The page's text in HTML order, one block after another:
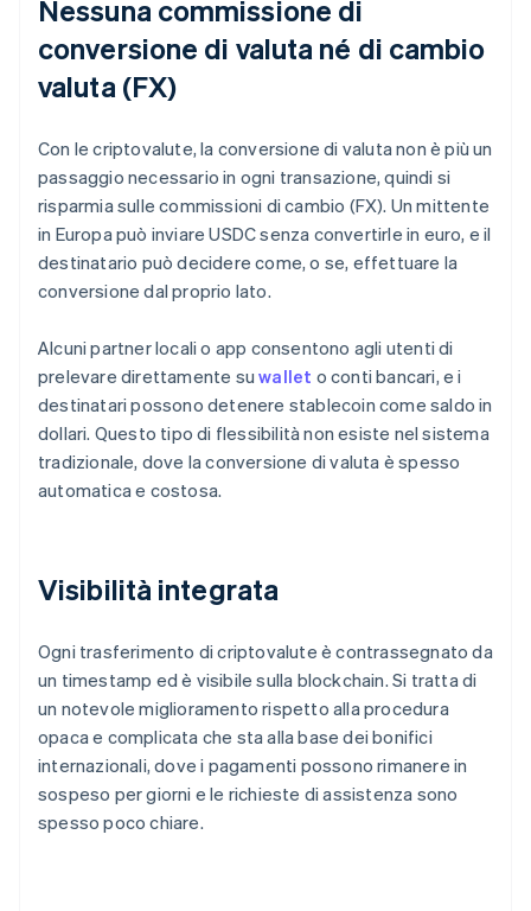
Nessuna commissione di
conversione di valuta né di cambio
valuta (FX)
Con le criptovalute, la conversione di valuta non è più un
passaggio necessario in ogni transazione, quindi si
risparmia sulle commissioni di cambio (FX). Un mittente
in Europa può inviare USDC senza convertirle in euro, e il
destinatario può decidere come, o se, effettuare la
conversione dal proprio lato.
Alcuni partner locali o app consentono agli utenti di
prelevare direttamente suwallet o conti bancari, e i
destinatari possono detenere stablecoin come saldo in
dollari. Questo tipo di flessibilità non esiste nel sistema
tradizionale, dove la conversione di valuta è spesso
automatica e costosa.
Visibilità integrata
Ogni trasferimento di criptovalute è contrassegnato da
un timestamp ed è visibile sulla blockchain. Si tratta di
un notevole miglioramento rispetto alla procedura
opaca e complicata che sta alla base dei bonifici
internazionali, dove i pagamenti possono rimanere in
sospeso per giorni e le richieste di assistenza sono
spesso poco chiare.